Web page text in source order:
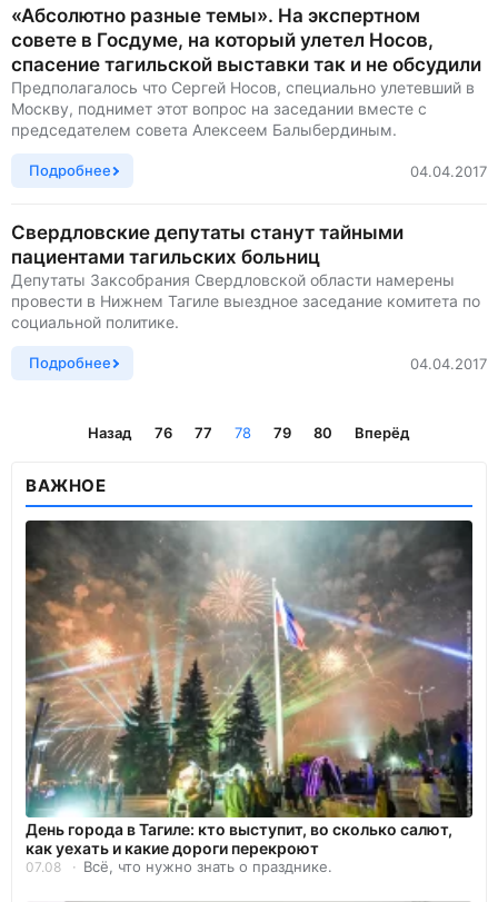
«Абсолютно разные темы». На экспертном
совете в Госдуме, на который улетел Носов,
спасение тагильской выставки так и не обсудили
Предполагалось что Сергей Носов, специально улетевший в
Москву, поднимет этот вопрос на заседании вместе с
председателем совета Алексеем Балыбердиным.
Подробнее 04.04.2017
Свердловские депутаты станут тайными
пациентами тагильских больниц
Депутаты Заксобрания Свердловской области намерены
провести в Нижнем Тагиле выездное заседание комитета по
социальной политике.
Подробнее 04.04.2017
Назад 76 77 78 79 80 Вперёд
ВАЖНОЕ
День города в Тагиле: кто выступит, во сколько салют,
как уехать и какие дороги перекроют
07.08 Всё, что нужно знать о празднике.